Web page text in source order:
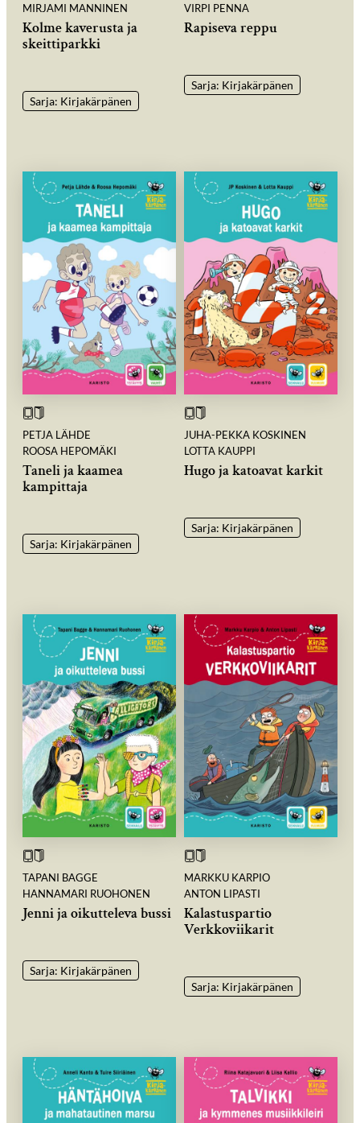
MIRJAMI MANNINEN
Kolme kaverusta ja
skeittiparkki
Sarja: Kirjakärpänen
VIRPI PENNA
Rapiseva reppu
Sarja: Kirjakärpänen
PETJA LÄHDE
ROOSA HEPOMÄKI
Taneli ja kaamea
kampittaja
Sarja: Kirjakärpänen
JUHA-PEKKA KOSKINEN
LOTTA KAUPPI
Hugo ja katoavat karkit
Sarja: Kirjakärpänen
TAPANI BAGGE
HANNAMARI RUOHONEN
Jenni ja oikutteleva bussi
Sarja: Kirjakärpänen
MARKKU KARPIO
ANTON LIPASTI
Kalastuspartio
Verkkoviikarit
Sarja: Kirjakärpänen